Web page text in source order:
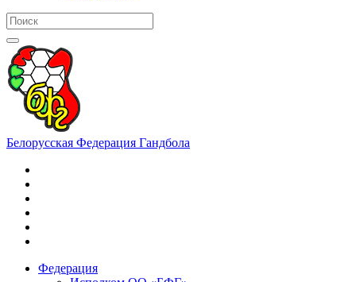
Белорусская Федерация Гандбола
Федерация